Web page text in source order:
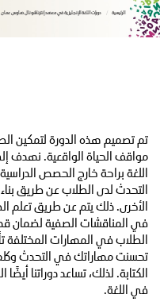
الرئيسية دورات اللغة الإنجليزية في معهد إنترناشونال هاوس عمان
تم تصميم هذه الدورة لتمكين
مواقف الحياة الواقعية. نهدف
اللغة براحة خارج الحصص
التحدث لدى الطلاب عن طريق
الأخرى. ذلك يتم عن طريق تعلم
في المناقشات الصفية لضمان
الطلاب في المهارات المختلفة
تحسنت مهاراتك في التحدث
الكتابة. لذلك، تساعد دوراتنا
في اللغة.